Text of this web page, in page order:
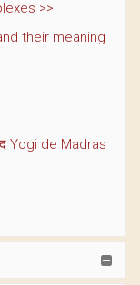
>>
their meaning
Yogi de Madras